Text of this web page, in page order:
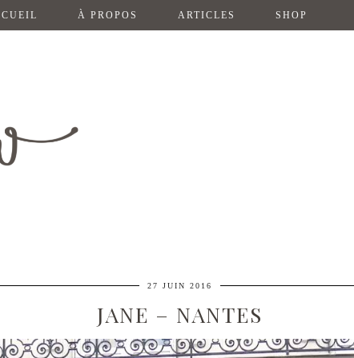
À PROPOS ARTICLES SHOP
27 JUIN 2016
JANE – NANTES